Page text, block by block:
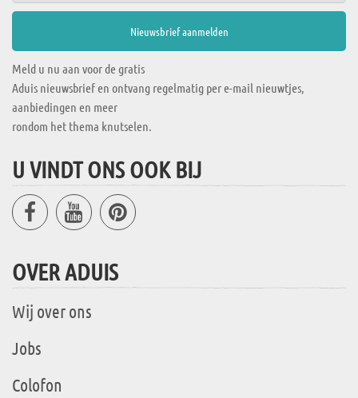
Meld u nu aan voor de gratis
Aduis nieuwsbrief en ontvang regelmatig per e-mail nieuwtjes,
aanbiedingen en meer
rondom het thema knutselen.
U VINDT ONS OOK BIJ
OVER ADUIS
Wij over ons
Jobs
Colofon